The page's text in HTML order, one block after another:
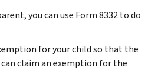
you can use Form 8332 to do
for your child so that the
claim an exemption for the